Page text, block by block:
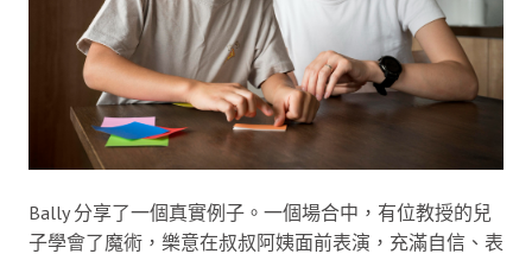
Bally 分享了一個真實例子。一個場合中，有位教授的兒
子學會了魔術，樂意在叔叔阿姨面前表演，充滿自信、表